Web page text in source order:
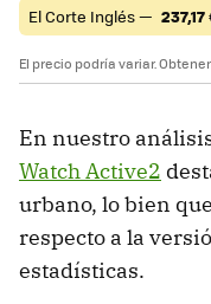
El Corte Inglés — 237,17
El precio podría variar.
En nuestro
Watch Active2
urbano, lo bien
respecto a la
estadísticas.